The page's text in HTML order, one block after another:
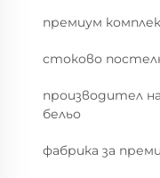
премиум
стоково
производител
бельо
фабрика за